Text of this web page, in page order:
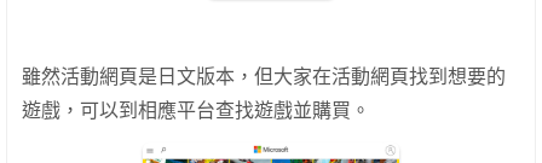
雖然活動網頁是日文版本，但大家在活動網頁找到想要的
遊戲，可以到相應平台查找遊戲並購買。